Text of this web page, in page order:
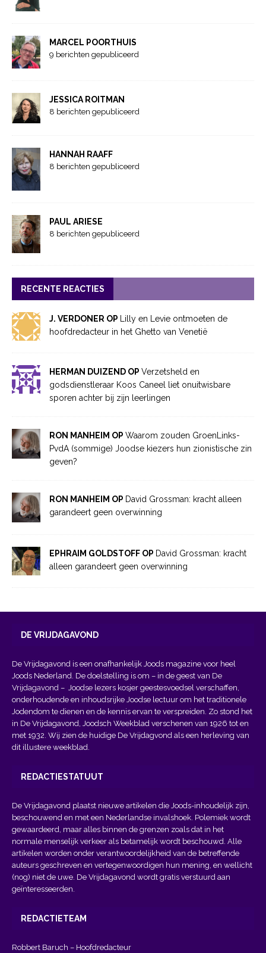
MARCEL POORTHUIS
9 berichten gepubliceerd
JESSICA ROITMAN
8 berichten gepubliceerd
HANNAH RAAFF
8 berichten gepubliceerd
PAUL ARIESE
8 berichten gepubliceerd
RECENTE REACTIES
J. VERDONER OP Lilly en Levie ontmoeten de
hoofdredacteur in het Ghetto van Venetië
HERMAN DUIZEND OP Verzetsheld en
godsdienstleraar Koos Caneel liet onuitwisbare
sporen achter bij zijn leerlingen
RON MANHEIM OP Waarom zouden GroenLinks-
PvdA (sommige) Joodse kiezers hun zionistische zin
geven?
RON MANHEIM OP David Grossman: kracht alleen
garandeert geen overwinning
EPHRAIM GOLDSTOFF OP David Grossman: kracht
alleen garandeert geen overwinning
DE VRIJDAGAVOND
De Vrijdagavond is een onafhankelijk Joods magazine voor heel
Joods Nederland. De doelstelling is om – in de geest van De
Vrijdagavond – Joodse lezers kosjer geestesvoedsel verschaffen,
onderhoudende en inhoudsrijke Joodse lectuur om het traditionele
Jodendom te dienen en de kennis ervan te verspreiden. Zo stond het
in De Vrijdagavond, Joodsch Weekblad verschenen van 1926 tot en
met 1932. Wij zien de huidige De Vrijdagvond als een herleving van
dit illustere weekblad.
REDACTIESTATUUT
De Vrijdagavond plaatst nieuwe artikelen die Joods-inhoudelijk zijn,
beschouwend en met een Nederlandse invalshoek. Polemiek wordt
gewaardeerd, maar alles binnen de grenzen zoals dat in het
normale menselijk verkeer als betamelijk wordt beschouwd. Alle
artikelen worden onder verantwoordelijkheid van de betreffende
auteurs geschreven en vertegenwoordigen hun mening, en wellicht
(nog) niet de uwe. De Vrijdagavond wordt gratis verstuurd aan
geïnteresseerden.
REDACTIETEAM
Robbert Baruch – Hoofdredacteur